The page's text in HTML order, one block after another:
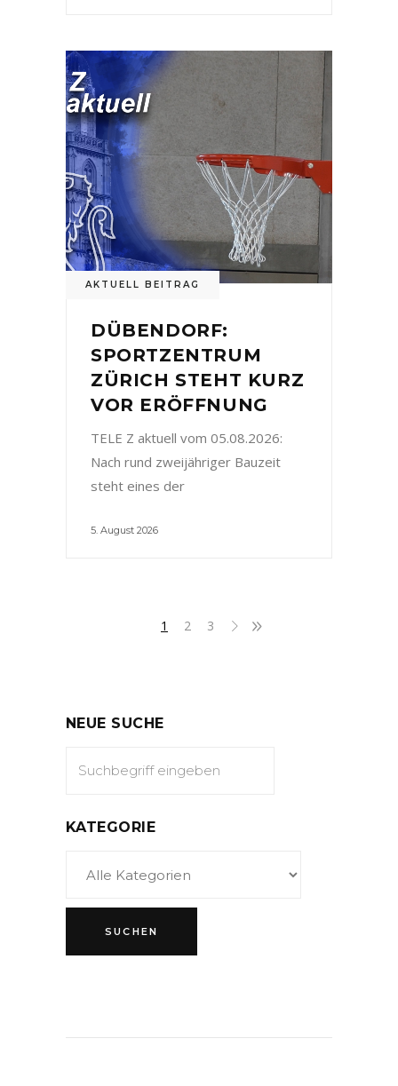
AKTUELL BEITRAG
DÜBENDORF:
SPORTZENTRUM
ZÜRICH STEHT KURZ
VOR ERÖFFNUNG
TELE Z aktuell vom 05.08.2026:
Nach rund zweijähriger Bauzeit
steht eines der
5. August 2026
1 2 3
NEUE SUCHE
KATEGORIE